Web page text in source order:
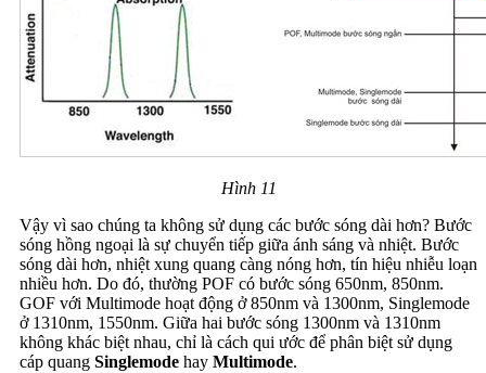
Hình 11
Vậy vì sao chúng ta không sử dụng các bước sóng dài hơn? Bước
sóng hồng ngoại là sự chuyển tiếp giữa ánh sáng và nhiệt. Bước
sóng dài hơn, nhiệt xung quang càng nóng hơn, tín hiệu nhiễu loạn
nhiều hơn. Do đó, thường POF có bước sóng 650nm, 850nm.
GOF với Multimode hoạt động ở 850nm và 1300nm, Singlemode
ở 1310nm, 1550nm. Giữa hai bước sóng 1300nm và 1310nm
không khác biệt nhau, chỉ là cách qui ước để phân biệt sử dụng
cáp quang Singlemode hay Multimode.